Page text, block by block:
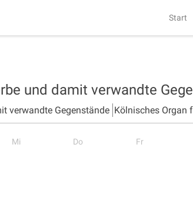
Start
und damit verwandte
verwandte Gegenstände Kölnisches Organ
Mi Do Fr